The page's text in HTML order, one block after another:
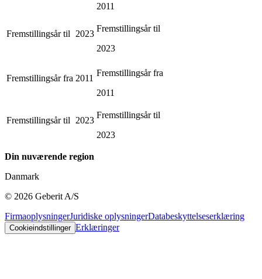
2011
Fremstillingsår til 2023
Fremstillingsår til
2023
Fremstillingsår fra 2011
Fremstillingsår fra
2011
Fremstillingsår til 2023
Fremstillingsår til
2023
Din nuværende region
Danmark
© 2026 Geberit A/S
FirmaoplysningerJuridiske oplysningerDatabeskyttelseserklæring
Cookieindstillinger Erklæringer